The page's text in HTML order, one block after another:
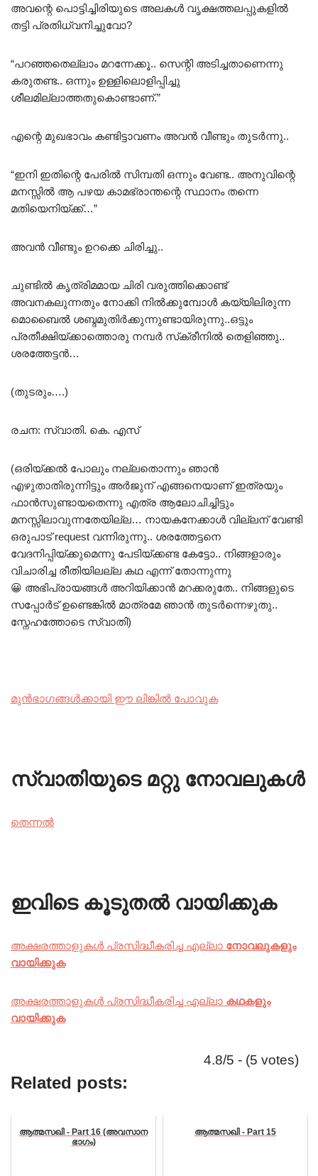
അവന്റെ പൊട്ടിച്ചിരിയുടെ അലകൾ വൃക്ഷത്തലപ്പുകളിൽ
തട്ടി പ്രതിധ്വനിച്ചുവോ?
“പറഞ്ഞതെല്ലാം മറന്നേക്കൂ.. സെന്റി അടിച്ചതാണെന്നു
കരുതണ്ട.. ഒന്നും ഉള്ളിലൊളിപ്പിച്ചു
ശീലമില്ലാത്തതുകൊണ്ടാണ്.”
എന്റെ മുഖഭാവം കണ്ടിട്ടാവണം അവൻ വീണ്ടും തുടർന്നു..
“ഇനി ഇതിന്റെ പേരിൽ സിമ്പതി ഒന്നും വേണ്ട.. അനുവിന്റെ
മനസ്സിൽ ആ പഴയ കാമഭ്രാന്തന്റെ സ്ഥാനം തന്നെ
മതിയെനിയ്ക്ക്…”
അവൻ വീണ്ടും ഉറക്കെ ചിരിച്ചു..
ചുണ്ടിൽ കൃത്രിമമായ ചിരി വരുത്തിക്കൊണ്ട്
അവനകലുന്നതും നോക്കി നിൽക്കുമ്പോൾ കയ്യിലിരുന്ന
മൊബൈൽ ശബ്ദമുതിർക്കുന്നുണ്ടായിരുന്നു..ഒട്ടും
പ്രതീക്ഷിയ്ക്കാത്തൊരു നമ്പർ സ്‌ക്രീനിൽ തെളിഞ്ഞു..
ശരത്തേട്ടൻ…
(തുടരും….)
രചന: സ്വാതി. കെ. എസ്
(ഒരിയ്ക്കൽ പോലും നല്ലതൊന്നും ഞാൻ
എഴുതാതിരുന്നിട്ടും അർജുന് എങ്ങനെയാണ് ഇത്രയും
ഫാൻസുണ്ടായതെന്നു എത്ര ആലോചിച്ചിട്ടും
മനസ്സിലാവുന്നതേയില്ല… നായകനേക്കാൾ വില്ലന് വേണ്ടി
ഒരുപാട് request വന്നിരുന്നു.. ശരത്തേട്ടനെ
വേദനിപ്പിയ്ക്കുമെന്നു പേടിയ്ക്കണ്ട കേട്ടോ.. നിങ്ങളാരും
വിചാരിച്ച രീതിയിലല്ല കഥ എന്ന് തോന്നുന്നു
😀 അഭിപ്രായങ്ങൾ അറിയിക്കാൻ മറക്കരുതേ.. നിങ്ങളുടെ
സപ്പോർട് ഉണ്ടെങ്കിൽ മാത്രമേ ഞാൻ തുടർന്നെഴുതു..
സ്നേഹത്തോടെ സ്വാതി)
മുൻഭാഗങ്ങൾക്കായി ഈ ലിങ്കിൽ പോവുക
സ്വാതിയുടെ മറ്റു നോവലുകൾ
തെന്നൽ
ഇവിടെ കൂടുതൽ വായിക്കുക
അക്ഷരത്താളുകൾ പ്രസിദ്ധീകരിച്ച എല്ലാ നോവലുകളും
വായിക്കുക
അക്ഷരത്താളുകൾ പ്രസിദ്ധീകരിച്ച എല്ലാ കഥകളും
വായിക്കുക
4.8/5 - (5 votes)
Related posts:
ആത്മസഖി - Part 16 (അവസാന
ഭാഗം)
ആത്മസഖി - Part 15